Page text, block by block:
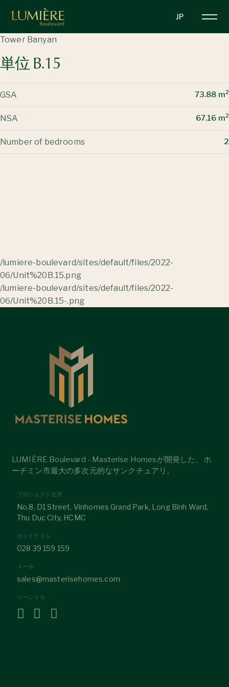
ン
コ
ン
テ
ン
ツ
に
移
JP
Tower Banyan
単位 B.15
GSA 73.88 m2
NSA 67.16 m2
Number of bedrooms 2
/lumiere-boulevard/sites/default/files/2022-
06/Unit%20B.15.png
/lumiere-boulevard/sites/default/files/2022-
06/Unit%20B.15-.png
LUMIÈRE Boulevard - Masterise Homesが開発した、ホ
ーチミン市最大の多次元的なサンクチュアリ。
プロジェクト住所
No.8, D1 Street, Vinhomes Grand Park, Long Bình Ward,
Thu Duc City, HCMC
ホットライン
028 39 159 159
メール
sales@masterisehomes.com
ソーシャル